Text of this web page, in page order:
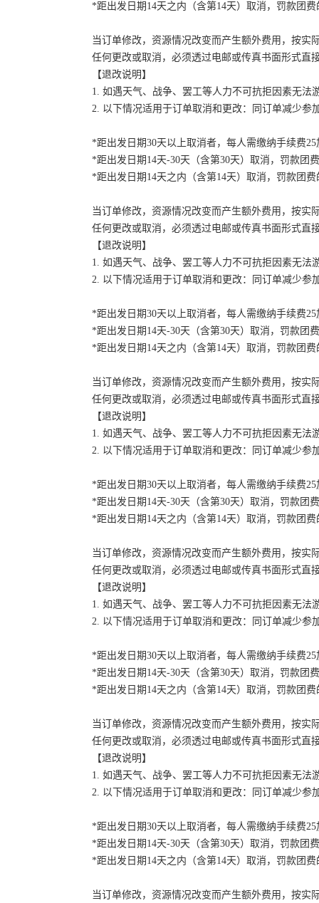
*距出发日期14天之内（含第14天）取消，罚款团费
当订单修改，资源情况改变而产生额外费用，按实
任何更改或取消，必须透过电邮或传真书面形式直
【退改说明】
1. 如遇天气、战争、罢工等人力不可抗拒因素无
2. 以下情况适用于订单取消和更改：同订单减少
*距出发日期30天以上取消者，每人需缴纳手续费
*距出发日期14天-30天（含第30天）取消，罚款团
*距出发日期14天之内（含第14天）取消，罚款团费
当订单修改，资源情况改变而产生额外费用，按实
任何更改或取消，必须透过电邮或传真书面形式直
【退改说明】
1. 如遇天气、战争、罢工等人力不可抗拒因素无
2. 以下情况适用于订单取消和更改：同订单减少
*距出发日期30天以上取消者，每人需缴纳手续费
*距出发日期14天-30天（含第30天）取消，罚款团
*距出发日期14天之内（含第14天）取消，罚款团费
当订单修改，资源情况改变而产生额外费用，按实
任何更改或取消，必须透过电邮或传真书面形式直
【退改说明】
1. 如遇天气、战争、罢工等人力不可抗拒因素无
2. 以下情况适用于订单取消和更改：同订单减少
*距出发日期30天以上取消者，每人需缴纳手续费
*距出发日期14天-30天（含第30天）取消，罚款团
*距出发日期14天之内（含第14天）取消，罚款团费
当订单修改，资源情况改变而产生额外费用，按实
任何更改或取消，必须透过电邮或传真书面形式直
【退改说明】
1. 如遇天气、战争、罢工等人力不可抗拒因素无
2. 以下情况适用于订单取消和更改：同订单减少
*距出发日期30天以上取消者，每人需缴纳手续费
*距出发日期14天-30天（含第30天）取消，罚款团
*距出发日期14天之内（含第14天）取消，罚款团费
当订单修改，资源情况改变而产生额外费用，按实
任何更改或取消，必须透过电邮或传真书面形式直
【退改说明】
1. 如遇天气、战争、罢工等人力不可抗拒因素无
2. 以下情况适用于订单取消和更改：同订单减少
*距出发日期30天以上取消者，每人需缴纳手续费
*距出发日期14天-30天（含第30天）取消，罚款团
*距出发日期14天之内（含第14天）取消，罚款团费
当订单修改，资源情况改变而产生额外费用，按实